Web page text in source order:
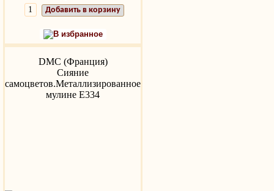
Добавить в корзину
В избранное
DMC (Франция)
Сияние
самоцветов.Металлизированное
мулине Е334